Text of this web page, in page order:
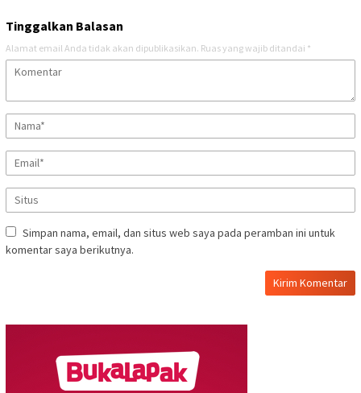
Tinggalkan Balasan
Alamat email Anda tidak akan dipublikasikan. Ruas yang wajib ditandai *
Simpan nama, email, dan situs web saya pada peramban ini untuk
komentar saya berikutnya.